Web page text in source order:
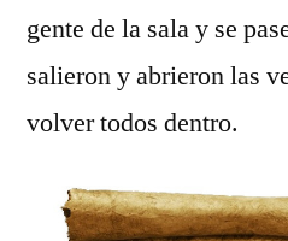
gente de la sala y se
salieron y abrieron las
volver todos dentro.